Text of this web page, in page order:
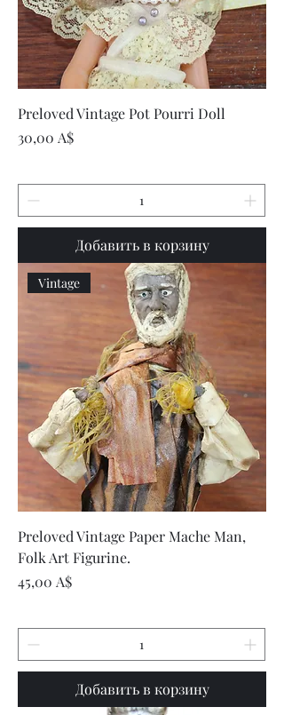
Preloved Vintage Pot Pourri Doll
Цена
30,00 A$
Добавить в корзину
Vintage
Preloved Vintage Paper Mache Man,
Folk Art Figurine.
Цена
45,00 A$
Добавить в корзину